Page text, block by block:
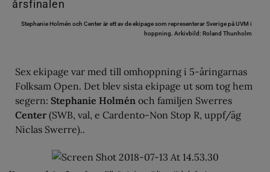
Stephanie Holmén och Center är ett av de ekipage som representerar Sverige på UVM i
hoppning. Arkivbild: Roland Thunholm
Sex ekipage var med till omhoppning i 5-åringarnas
Folksam Open. Det blev sista ekipage ut som tog hem
segern: Stephanie Holmén och familjen Swerres
Center (SWB, val, e Cardento-Non Stop R, uppf/äg
Niclas Swerre)..